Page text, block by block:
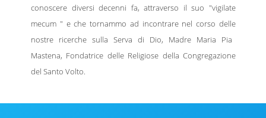
conoscere diversi decenni fa, attraverso il suo "vigilate
mecum " e che tornammo ad incontrare nel corso delle
nostre ricerche sulla Serva di Dio, Madre Maria Pia
Mastena, Fondatrice delle Religiose della Congregazione
del Santo Volto.